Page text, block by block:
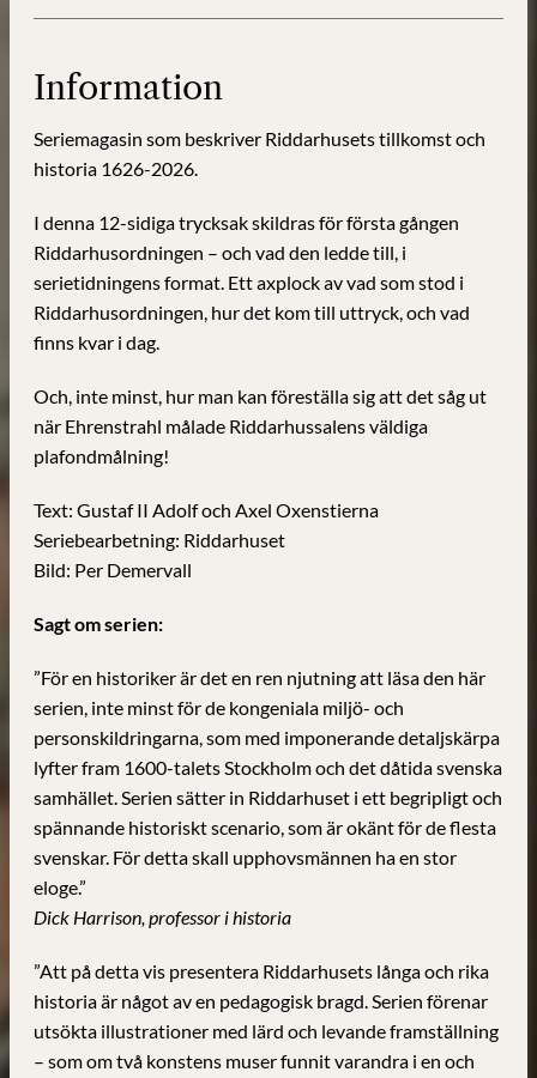
mängd
Information
Seriemagasin som beskriver Riddarhusets tillkomst och
historia 1626-2026.
I denna 12-sidiga trycksak skildras för första gången
Riddarhusordningen – och vad den ledde till, i
serietidningens format. Ett axplock av vad som stod i
Riddarhusordningen, hur det kom till uttryck, och vad
finns kvar i dag.
Och, inte minst, hur man kan föreställa sig att det såg ut
när Ehrenstrahl målade Riddarhussalens väldiga
plafondmålning!
Text: Gustaf II Adolf och Axel Oxenstierna
Seriebearbetning: Riddarhuset
Bild: Per Demervall
Sagt om serien:
”För en historiker är det en ren njutning att läsa den här
serien, inte minst för de kongeniala miljö- och
personskildringarna, som med imponerande detaljskärpa
lyfter fram 1600-talets Stockholm och det dåtida svenska
samhället. Serien sätter in Riddarhuset i ett begripligt och
spännande historiskt scenario, som är okänt för de flesta
svenskar. För detta skall upphovsmännen ha en stor
eloge.”
Dick Harrison, professor i historia
”Att på detta vis presentera Riddarhusets långa och rika
historia är något av en pedagogisk bragd. Serien förenar
utsökta illustrationer med lärd och levande framställning
– som om två konstens muser funnit varandra i en och